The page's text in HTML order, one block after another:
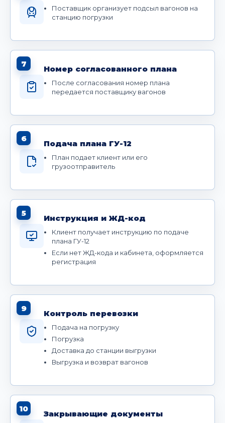
Поставщик организует подсыл вагонов на
станцию погрузки
7
Номер согласованного плана
После согласования номер плана
передается поставщику вагонов
6
Подача плана ГУ-12
План подает клиент или его
грузоотправитель
5
Инструкция и ЖД-код
Клиент получает инструкцию по подаче
плана ГУ-12
Если нет ЖД-кода и кабинета, оформляется
регистрация
9
Контроль перевозки
Подача на погрузку
Погрузка
Доставка до станции выгрузки
Выгрузка и возврат вагонов
10
Закрывающие документы